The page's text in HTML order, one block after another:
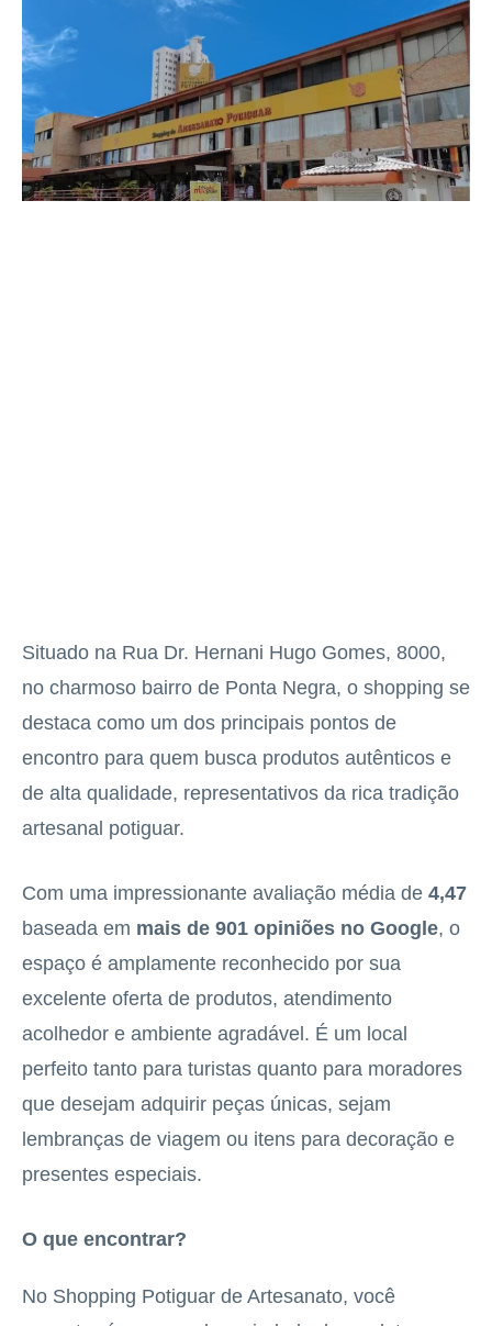
Situado na Rua Dr. Hernani Hugo Gomes, 8000,
no charmoso bairro de Ponta Negra, o shopping se
destaca como um dos principais pontos de
encontro para quem busca produtos autênticos e
de alta qualidade, representativos da rica tradição
artesanal potiguar.
Com uma impressionante avaliação média de 4,47
baseada em mais de 901 opiniões no Google, o
espaço é amplamente reconhecido por sua
excelente oferta de produtos, atendimento
acolhedor e ambiente agradável. É um local
perfeito tanto para turistas quanto para moradores
que desejam adquirir peças únicas, sejam
lembranças de viagem ou itens para decoração e
presentes especiais.
O que encontrar?
No Shopping Potiguar de Artesanato, você